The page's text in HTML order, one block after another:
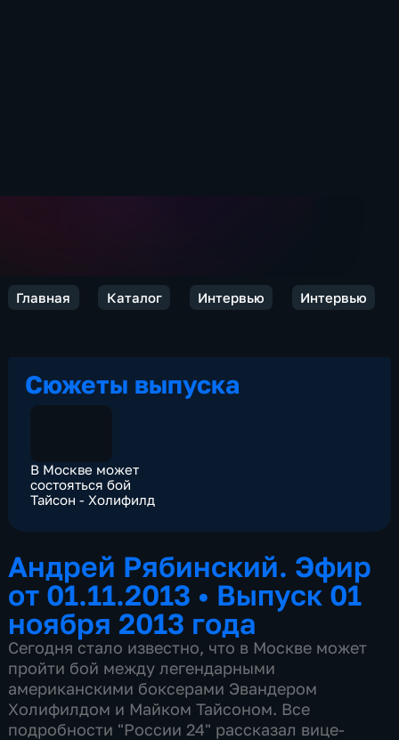
Главная Каталог Интервью Интервью
Сюжеты выпуска
В Москве может
состояться бой
Тайсон - Холифилд
Андрей Рябинский. Эфир
от 01.11.2013 • Выпуск 01
ноября 2013 года
Сегодня стало известно, что в Москве может
пройти бой между легендарными
американскими боксерами Эвандером
Холифилдом и Майком Тайсоном. Все
подробности "России 24" рассказал вице-